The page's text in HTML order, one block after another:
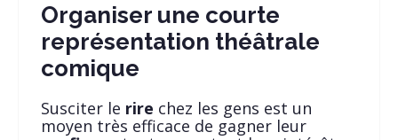
Organiser une courte
représentation théâtrale
comique
Susciter le rire chez les gens est un
moyen très efficace de gagner leur